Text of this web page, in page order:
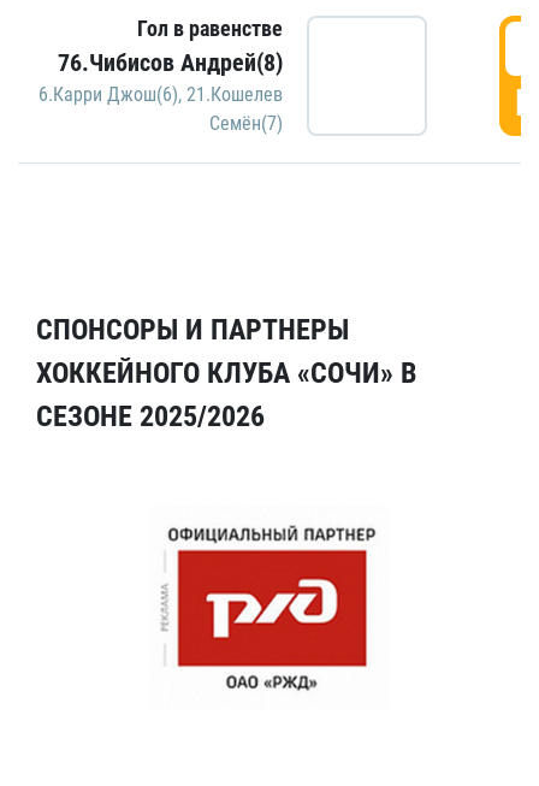
Гол в равенстве
76.Чибисов Андрей(8)
6.Карри Джош(6), 21.Кошелев
Семён(7)
СПОНСОРЫ И ПАРТНЕРЫ
ХОККЕЙНОГО КЛУБА «СОЧИ» В
СЕЗОНЕ 2025/2026